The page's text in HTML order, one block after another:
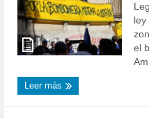
ley
el
Leer más